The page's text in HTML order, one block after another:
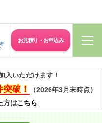
お見積り・ お申込み
入いただけます！
破！
（2026年3月末時点）
方はこちら